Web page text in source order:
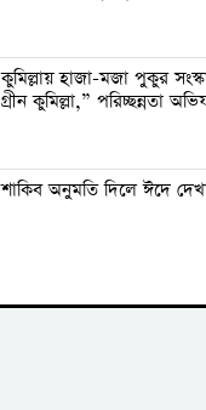
কুমিল্লায় হাজা-মজা পুকুর
গ্রীন কুমিল্লা,” পরিচ্ছন্নতা
শাকিব অনুমতি দিলে ঈদে